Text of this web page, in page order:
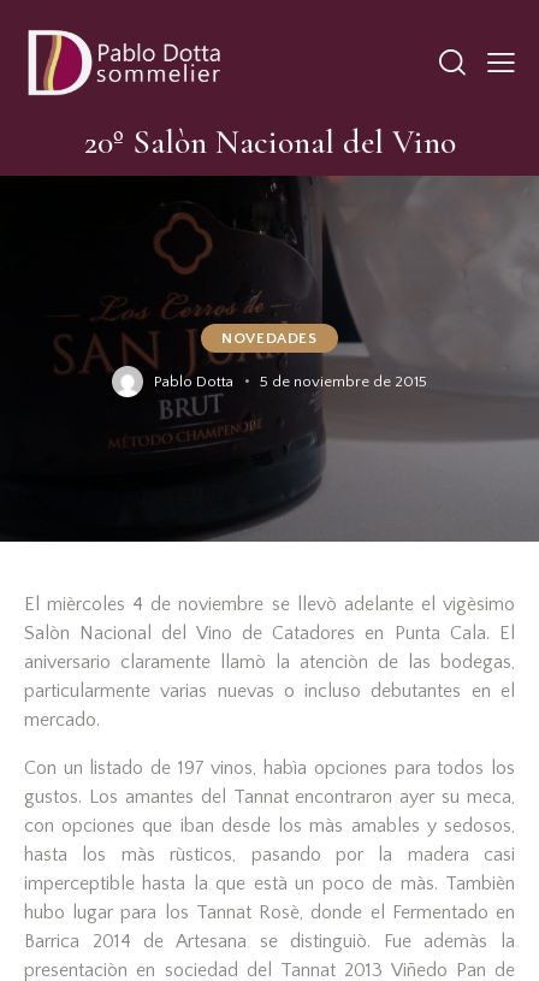
20º Salòn Nacional del Vino
NOVEDADES
Pablo Dotta 5 de noviembre de 2015
El mièrcoles 4 de noviembre se llevò adelante el vigèsimo
Salòn Nacional del Vino de Catadores en Punta Cala. El
aniversario claramente llamò la atenciòn de las bodegas,
particularmente varias nuevas o incluso debutantes en el
mercado.
Con un listado de 197 vinos, habìa opciones para todos los
gustos. Los amantes del Tannat encontraron ayer su meca,
con opciones que iban desde los màs amables y sedosos,
hasta los màs rùsticos, pasando por la madera casi
imperceptible hasta la que està un poco de màs. Tambièn
hubo lugar para los Tannat Rosè, donde el Fermentado en
Barrica 2014 de Artesana se distinguiò. Fue ademàs la
presentaciòn en sociedad del Tannat 2013 Viñedo Pan de